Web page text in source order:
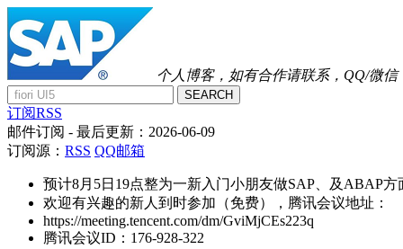
个人博客，如有合作请联系，QQ/微信
SEARCH
订阅RSS
邮件订阅 - 最后更新： 2026-06-09
订阅源： RSS QQ邮箱
预计8月5日19点整为一新入门小朋友做SAP、及ABAP方
欢迎有兴趣的新人到时参加（免费），腾讯会议地址：
https://meeting.tencent.com/dm/GviMjCEs223q
腾讯会议ID：176-928-322